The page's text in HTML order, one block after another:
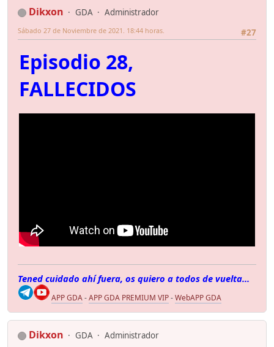
Dikxon GDA
Administrador
#27
Sábado 27 de Noviembre de 2021. 18:44 horas.
Episodio 28,
FALLECIDOS
Tened cuidado ahí fuera, os quiero a todos de vuelta...
APP GDA-APP GDA PREMIUM VIP-WebAPP GDA
Dikxon GDA
Administrador